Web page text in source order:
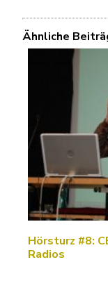
Ähnliche
Hörsturz #8:
Radios